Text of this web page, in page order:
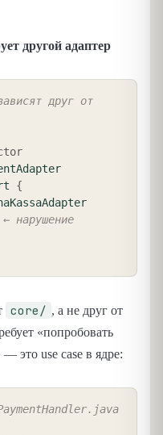
другой адаптер
друг от
{
нарушение
core/ , а не друг от
«попробовать
это use case в ядре: